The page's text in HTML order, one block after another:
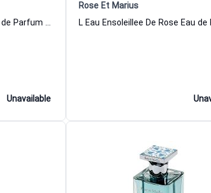
Un Matin A L Orangerie Eau de Parfum Women and Men Rose Et Marius
Unavailable
Rose Et Marius